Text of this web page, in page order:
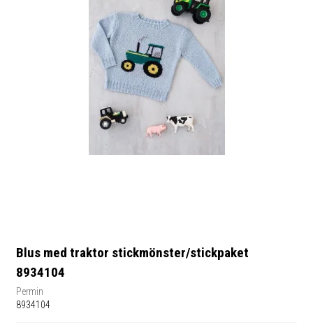
Blus med traktor stickmönster/stickpaket
8934104
Permin
8934104